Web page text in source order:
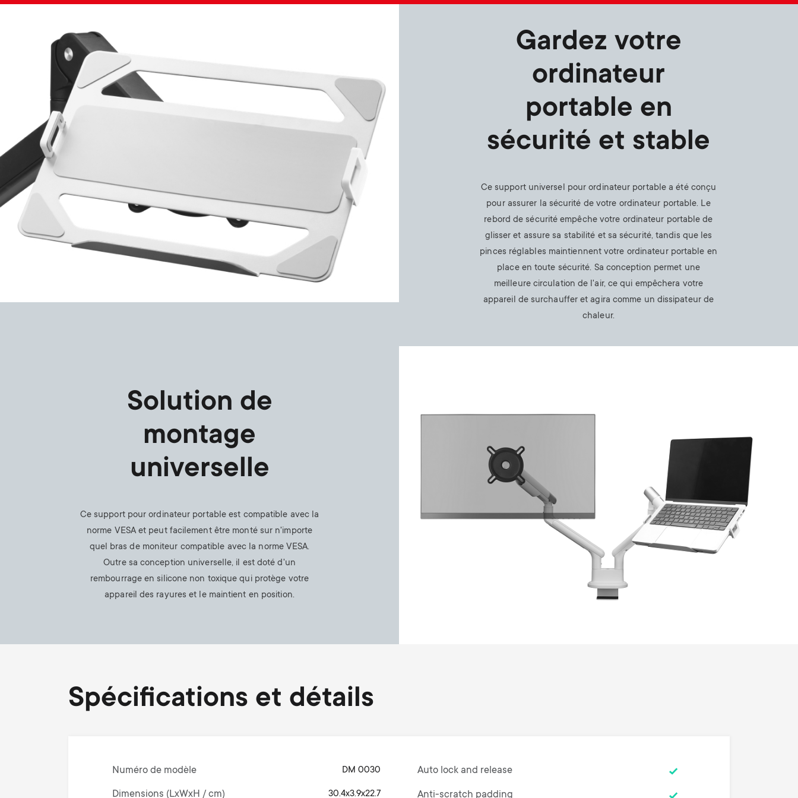
n
u
u
Gardez votre
ordinateur
portable en
sécurité et stable
Ce support universel pour ordinateur portable a été conçu
pour assurer la sécurité de votre ordinateur portable. Le
rebord de sécurité empêche votre ordinateur portable de
glisser et assure sa stabilité et sa sécurité, tandis que les
pinces réglables maintiennent votre ordinateur portable en
place en toute sécurité. Sa conception permet une
meilleure circulation de l'air, ce qui empêchera votre
appareil de surchauffer et agira comme un dissipateur de
chaleur.
Solution de
montage
universelle
Ce support pour ordinateur portable est compatible avec la
norme VESA et peut facilement être monté sur n'importe
quel bras de moniteur compatible avec la norme VESA.
Outre sa conception universelle, il est doté d'un
rembourrage en silicone non toxique qui protège votre
appareil des rayures et le maintient en position.
Spécifications et détails
Numéro de modèle DM 0030
Dimensions (LxWxH / cm) 30.4x3.9x22.7
Auto lock and release
Anti-scratch padding